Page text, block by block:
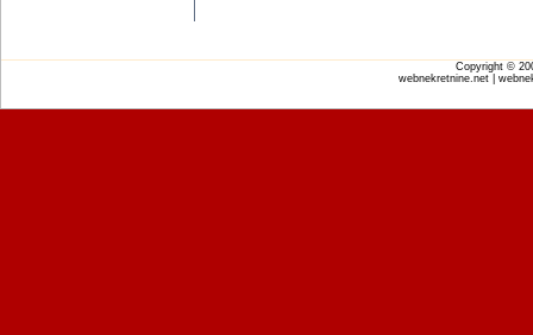
Copyright ©
webnekretnine.net |